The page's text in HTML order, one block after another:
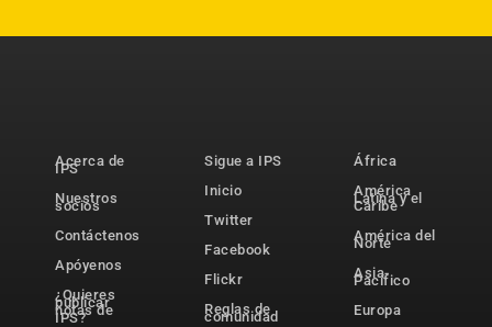
Acerca de
IPS
Nuestros
socios
Contáctenos
Apóyenos
¿Quieres
publicar
notas de
IPS?
Sigue a IPS
Inicio
Twitter
Facebook
Flickr
Reglas de
comunidad
África
América
Latina y el
Caribe
América del
Norte
Asia-
Pacífico
Europa